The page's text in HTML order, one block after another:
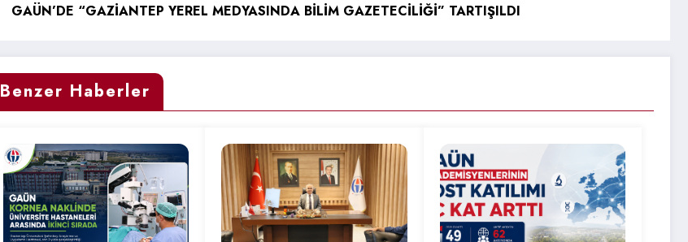
GAÜN’DE “GAZİANTEP YEREL MEDYASINDA BİLİM GAZETECİLİĞİ” TARTIŞILDI
Benzer Haberler